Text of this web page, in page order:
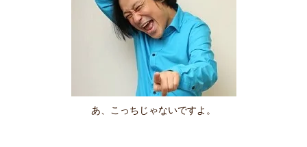
あ、こっちじゃないですよ。